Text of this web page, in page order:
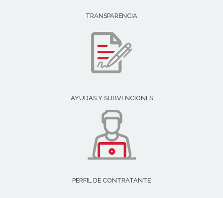
TRANSPARENCIA
AYUDAS Y SUBVENCIONES
PERFIL DE CONTRATANTE